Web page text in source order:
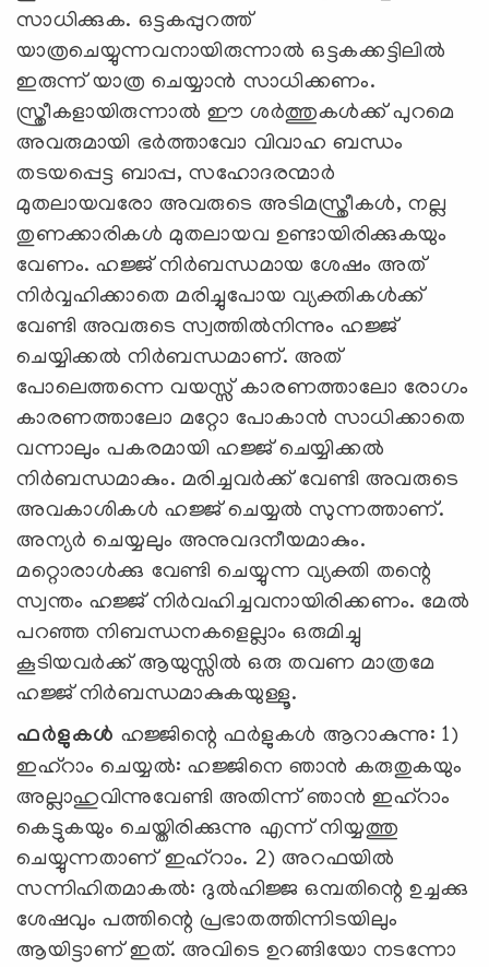
സാധിക്കുക. ഒട്ടകപ്പുറത്ത്
യാത്രചെയ്യുന്നവനായിരുന്നാല്‍ ഒട്ടകക്കട്ടിലില്‍
ഇരുന്ന് യാത്ര ചെയ്യാന്‍ സാധിക്കണം.
സ്ത്രീകളായിരുന്നാല്‍ ഈ ശര്‍ത്തുകള്‍ക്ക് പുറമെ
അവരുമായി ഭര്‍ത്താവോ വിവാഹ ബന്ധം
തടയപ്പെട്ട ബാപ്പ, സഹോദരന്മാര്‍
മുതലായവരോ അവരുടെ അടിമസ്ത്രീകള്‍, നല്ല
തുണക്കാരികള്‍ മുതലായവ ഉണ്ടായിരിക്കുകയും
വേണം. ഹജ്ജ് നിര്‍ബന്ധമായ ശേഷം അത്
നിര്‍വ്വഹിക്കാതെ മരിച്ചുപോയ വ്യക്തികള്‍ക്ക്
വേണ്ടി അവരുടെ സ്വത്തില്‍നിന്നും ഹജ്ജ്
ചെയ്യിക്കല്‍ നിര്‍ബന്ധമാണ്. അത്
പോലെത്തന്നെ വയസ്സ് കാരണത്താലോ രോഗം
കാരണത്താലോ മറ്റോ പോകാന്‍ സാധിക്കാതെ
വന്നാലും പകരമായി ഹജ്ജ് ചെയ്യിക്കല്‍
നിര്‍ബന്ധമാകും. മരിച്ചവര്‍ക്ക് വേണ്ടി അവരുടെ
അവകാശികള്‍ ഹജ്ജ് ചെയ്യല്‍ സുന്നത്താണ്.
അന്യര്‍ ചെയ്യലും അനുവദനീയമാകും.
മറ്റൊരാള്‍ക്കു വേണ്ടി ചെയ്യുന്ന വ്യക്തി തന്റെ
സ്വന്തം ഹജ്ജ് നിര്‍വഹിച്ചവനായിരിക്കണം. മേല്‍
പറഞ്ഞ നിബന്ധനകളെല്ലാം ഒരുമിച്ചു
കൂടിയവര്‍ക്ക് ആയുസ്സില്‍ ഒരു തവണ മാത്രമേ
ഹജ്ജ് നിര്‍ബന്ധമാകുകയുള്ളൂ.
ഫര്‍ളുകള്‍ ഹജ്ജിന്റെ ഫര്‍ളുകള്‍ ആറാകുന്നു: 1)
ഇഹ്‌റാം ചെയ്യല്‍: ഹജ്ജിനെ ഞാന്‍ കരുതുകയും
അല്ലാഹുവിന്നുവേണ്ടി അതിന്ന് ഞാന്‍ ഇഹ്‌റാം
കെട്ടുകയും ചെയ്തിരിക്കുന്നു എന്ന് നിയ്യത്തു
ചെയ്യുന്നതാണ് ഇഹ്‌റാം. 2) അറഫയില്‍
സന്നിഹിതമാകല്‍: ദുല്‍ഹിജ്ജ ഒമ്പതിന്റെ ഉച്ചക്കു
ശേഷവും പത്തിന്റെ പ്രഭാതത്തിന്നിടയിലും
ആയിട്ടാണ് ഇത്. അവിടെ ഉറങ്ങിയോ നടന്നോ